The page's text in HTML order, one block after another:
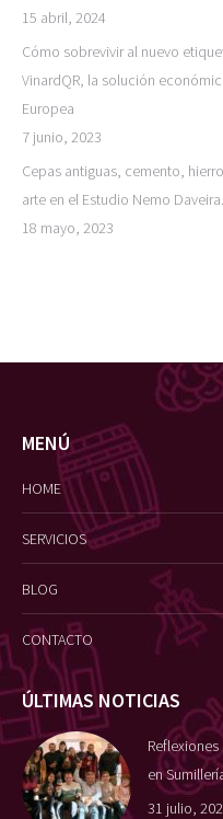
15 abril, 2024
Cómo sobrevivir al nuevo
VinardQR, la solución
Europea
7 junio, 2023
Cepas antiguas, cemento,
arte en el Estudio Nemo Daveira.
18 mayo, 2023
MENÚ
HOME
SERVICIOS
BLOG
CONTACTO
ÚLTIMAS NOTICIAS
en
31 julio,